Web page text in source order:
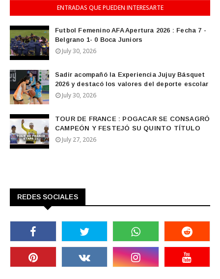
ENTRADAS QUE PUEDEN INTERESARTE
Futbol Femenino AFA Apertura 2026 : Fecha 7 -
Belgrano 1- 0 Boca Juniors
July 30, 2026
Sadir acompañó la Experiencia Jujuy Básquet
2026 y destacó los valores del deporte escolar
July 30, 2026
TOUR DE FRANCE : POGACAR SE CONSAGRÓ
CAMPEÓN Y FESTEJÓ SU QUINTO TÍTULO
July 27, 2026
REDES SOCIALES